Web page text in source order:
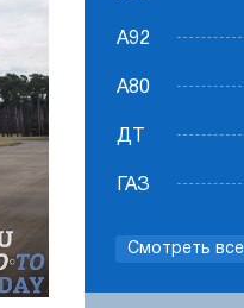
А92
А80
ДТ
ГАЗ
Смотреть